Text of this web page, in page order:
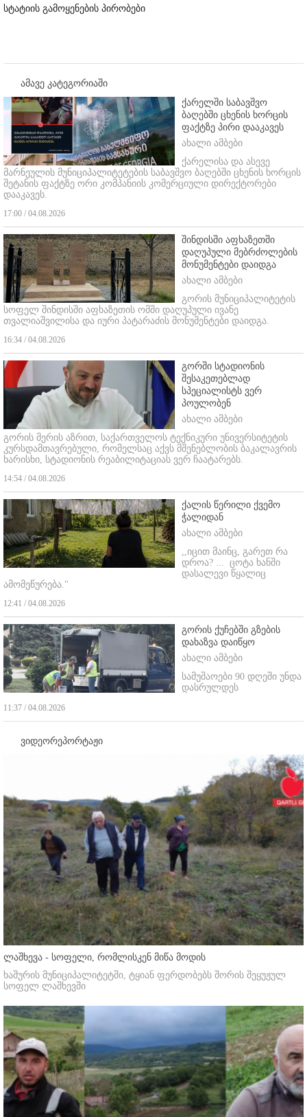
სტატიის გამოყენების პირობები
ამავე კატეგორიაში
ქარელში საბავშვო
ბაღებში ცხენის ხორცის
ფაქტზე პირი დააკავეს
ახალი ამბები
ქარელისა და ასევე
მარნეულის მუნიციპალიტეტების საბავშვო ბაღებში ცხენის ხორცის
შეტანის ფაქტზე ორი კომპანიის კომერციული დირექტორები
დააკავეს.
17:00 / 04.08.2026
შინდისში აფხაზეთში
დაღუპული მებრძოლების
მონუმენტები დაიდგა
ახალი ამბები
გორის მუნიციპალიტეტის
სოფელ შინდისში აფხაზეთის ომში დაღუპული ივანე
თვალიაშვილისა და იური პატარაძის მონუმენტები დაიდგა.
16:34 / 04.08.2026
გორში სტადიონის
შესაკეთებლად
სპეციალისტს ვერ
პოულობენ
ახალი ამბები
გორის მერის აზრით, საქართველოს ტექნიკური უნივერსიტეტის
კურსდამთავრებული, რომელსაც აქვს მშენებლობის ბაკალავრის
ხარისხი, სტადიონის რეაბილიტაციას ვერ ჩაატარებს.
14:54 / 04.08.2026
ქალის წერილი ქვემო
ჭალიდან
ახალი ამბები
,,იცით მაინც, გარეთ რა
დროა? ... ცოტა ხანში
დასალევი წყალიც
ამომეწურება."
12:41 / 04.08.2026
გორის ქუჩებში გზების
დახაზვა დაიწყო
ახალი ამბები
სამუშაოები 90 დღეში უნდა
დასრულდეს
11:37 / 04.08.2026
ვიდეორეპორტაჟი
ლაშხევა - სოფელი, რომლისკენ მიწა მოდის
ხაშურის მუნიციპალიტეტში, ტყიან ფერდობებს შორის შეყუჟულ
სოფელ ლაშხევში